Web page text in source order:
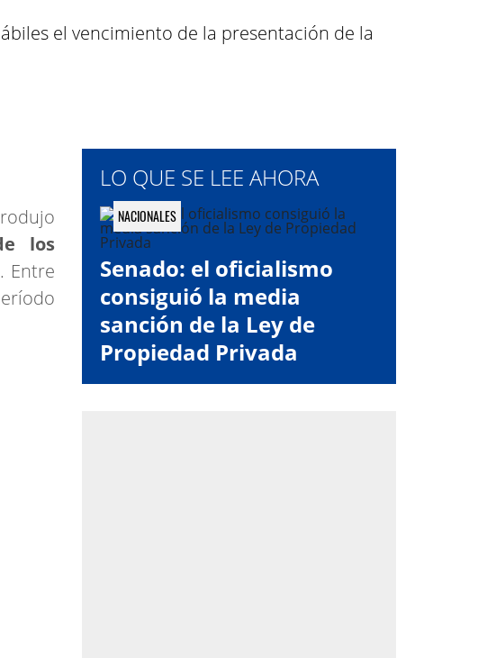
el vencimiento de la presentación de la
los
. Entre
LO QUE SE LEE AHORA
NACIONALES
Senado: el oficialismo
consiguió la media
sanción de la Ley de
Propiedad Privada